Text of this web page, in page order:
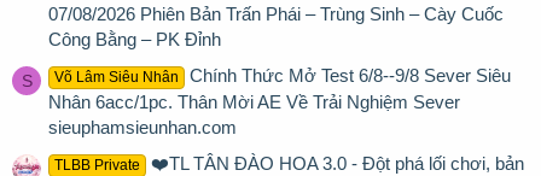
07/08/2026 Phiên Bản Trấn Phái – Trùng Sinh – Cày Cuốc
Công Bằng – PK Đỉnh
S Võ Lâm Siêu Nhân
Chính Thức Mở Test 6/8--9/8 Sever Siêu
Nhân 6acc/1pc. Thân Mời AE Về Trải Nghiệm Sever
sieuphamsieunhan.com
TLBB Private
❤️TL TÂN ĐÀO HOA 3.0 - Đột phá lối chơi, bản